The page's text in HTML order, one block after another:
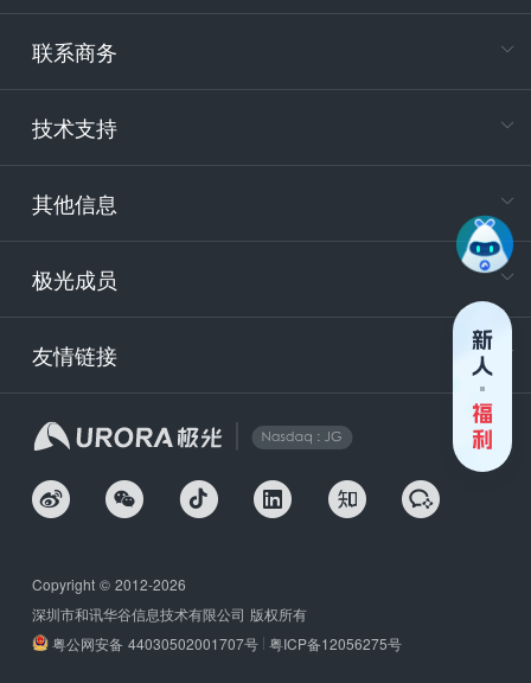
联系商务
技术支持
其他信息
极光成员
友情链接
Copyright © 2012-2026
深圳市和讯华谷信息技术有限公司 版权所有
粤公网安备 44030502001707号 粤ICP备12056275号
电
400-
技
安
企